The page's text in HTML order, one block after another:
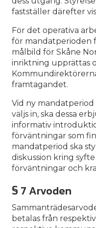
fastställer därefter
För det operativa
för mandatperioden
målbild för Skåne
inriktning upprättas
framtagandet.
Vid ny
väljs in, ska dessa
informativ
förväntningar som
mandatperiod ska
diskussion kring
förväntningar och
§ 7 Arvoden
betalas från